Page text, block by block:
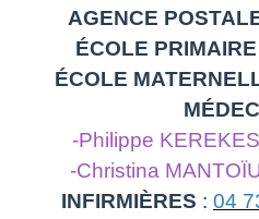
AGENCE
ÉCOLE PRIMAIRE
ÉCOLE
-Philippe KEREKES
-Christina
INFIRMIÈRES : 04